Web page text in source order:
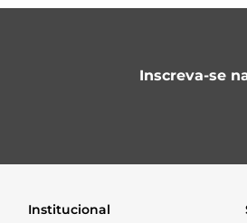
Inscreva-se
Institucional